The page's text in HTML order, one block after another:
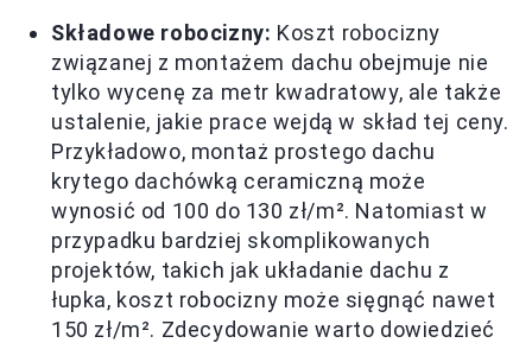
Składowe robocizny: Koszt robocizny
związanej z montażem dachu obejmuje nie
tylko wycenę za metr kwadratowy, ale także
ustalenie, jakie prace wejdą w skład tej ceny.
Przykładowo, montaż prostego dachu
krytego dachówką ceramiczną może
wynosić od 100 do 130 zł/m². Natomiast w
przypadku bardziej skomplikowanych
projektów, takich jak układanie dachu z
łupka, koszt robocizny może sięgnąć nawet
150 zł/m². Zdecydowanie warto dowiedzieć